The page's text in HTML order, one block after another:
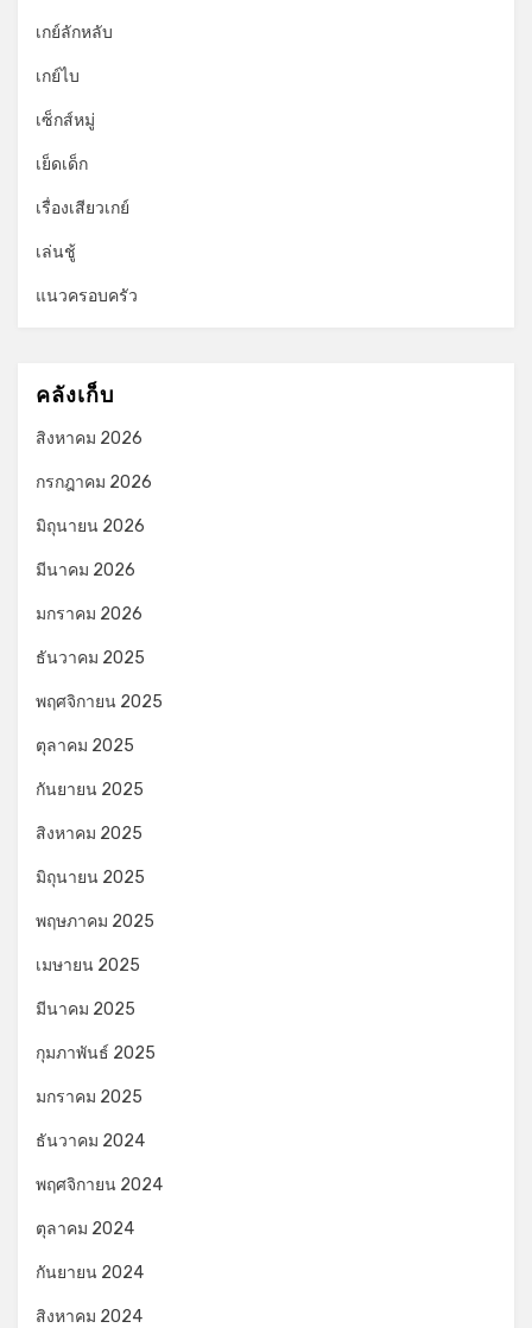
เกย์ลักหลับ
เกย์ไบ
เซ็กส์หมู่
เย็ดเด็ก
เรื่องเสียวเกย์
เล่นชู้
แนวครอบครัว
คลังเก็บ
สิงหาคม 2026
กรกฎาคม 2026
มิถุนายน 2026
มีนาคม 2026
มกราคม 2026
ธันวาคม 2025
พฤศจิกายน 2025
ตุลาคม 2025
กันยายน 2025
สิงหาคม 2025
มิถุนายน 2025
พฤษภาคม 2025
เมษายน 2025
มีนาคม 2025
กุมภาพันธ์ 2025
มกราคม 2025
ธันวาคม 2024
พฤศจิกายน 2024
ตุลาคม 2024
กันยายน 2024
สิงหาคม 2024